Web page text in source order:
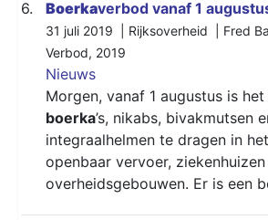
6. Boerkaverbod vanaf 1
31 juli 2019 | Rijksoverheid | Fred
Verbod, 2019
Nieuws
Morgen, vanaf 1 augustus is
boerka’s, nikabs, bivakmutsen
integraalhelmen te dragen in
openbaar vervoer,
overheidsgebouwen. Er is een